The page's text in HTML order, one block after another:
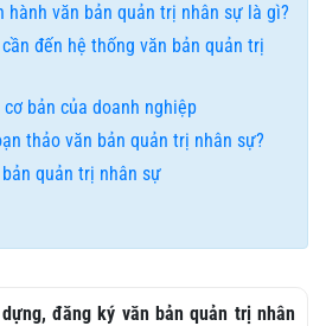
hành văn bản quản trị nhân sự là gì?
đến hệ thống văn bản quản trị
bản của doanh nghiệp
thảo văn bản quản trị nhân sự?
quản trị nhân sự
đăng ký văn bản quản trị nhân